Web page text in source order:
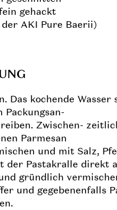
gehackt
AKI Pure Baerii)
Das kochende Wasser
Zwischen-
Parmesan
und mit Salz,
der Pastakralle direkt
gründlich
und gegebenenfalls